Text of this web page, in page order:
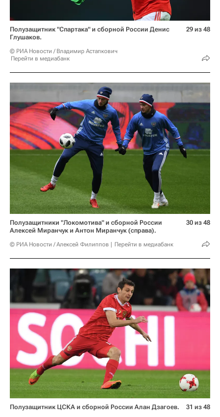
Полузащитник "Спартака" и сборной России Денис
Глушаков.
© РИА Новости / Владимир Астапкович
Перейти в медиабанк
29 из 48
Полузащитники "Локомотива" и сборной России
Алексей Миранчук и Антон Миранчук (справа).
© РИА Новости / Алексей Филиппов Перейти в медиабанк
30 из 48
Полузащитник ЦСКА и сборной России Алан Дзагоев. 31 из 48